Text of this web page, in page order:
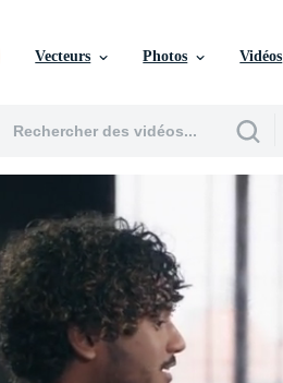
Vecteurs Photos Vidéos